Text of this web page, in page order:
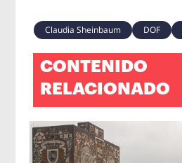
Claudia Sheinbaum DOF
CONTENIDO
RELACIONADO